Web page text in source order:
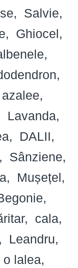
Salvie
Ghiocel
azalee
Lavanda
DALII
Sânziene
Mușețel
cala
Leandru
o lalea